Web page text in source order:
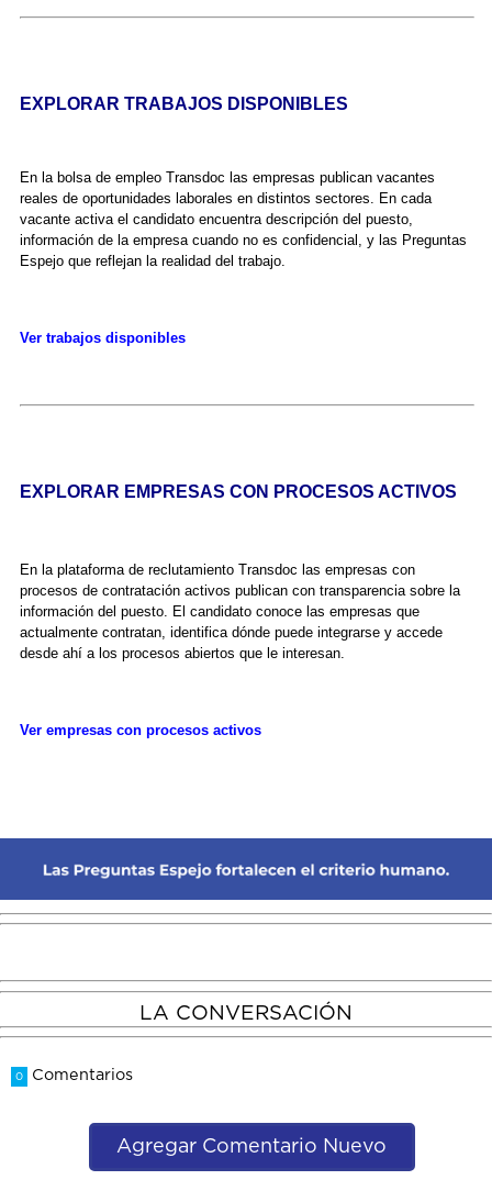
EXPLORAR TRABAJOS DISPONIBLES
En la bolsa de empleo Transdoc las empresas publican vacantes
reales de oportunidades laborales en distintos sectores. En cada
vacante activa el candidato encuentra descripción del puesto,
información de la empresa cuando no es confidencial, y las Preguntas
Espejo que reflejan la realidad del trabajo.
Ver trabajos disponibles
EXPLORAR EMPRESAS CON PROCESOS ACTIVOS
En la plataforma de reclutamiento Transdoc las empresas con
procesos de contratación activos publican con transparencia sobre la
información del puesto. El candidato conoce las empresas que
actualmente contratan, identifica dónde puede integrarse y accede
desde ahí a los procesos abiertos que le interesan.
Ver empresas con procesos activos
LA CONVERSACIÓN
0 Comentarios
Agregar Comentario Nuevo